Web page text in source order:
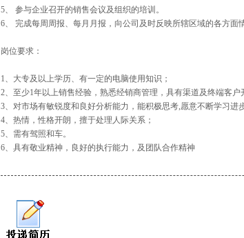
5、 参与企业召开的销售会议及组织的培训。
6、 完成每周周报、每月月报，向公司及时反映所辖区域的各方面情
岗位要求：
1、大专及以上学历、有一定的电脑使用知识；
2、至少1年以上销售经验，熟悉经销商管理，具有渠道及终端客
3、对市场有敏锐度和良好分析能力，能积极思考,愿意不断学习进
4、热情，性格开朗，擅于处理人际关系；
5、需有驾照和车。
6、具有敬业精神，良好的执行能力，及团队合作精神